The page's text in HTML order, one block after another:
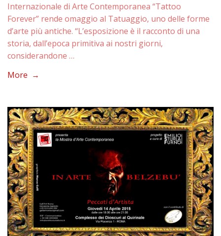
Internazionale di Arte Contemporanea “Tattoo
Forever” rende omaggio al Tatuaggio, uno delle forme
d’arte più antiche. “L’esposizione è il racconto di una
storia, dall’epoca primitiva ai nostri giorni,
considerandone …
More →